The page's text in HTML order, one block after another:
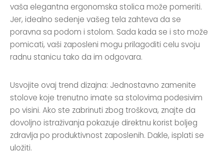
vaša elegantna ergonomska stolica može pomeriti.
Jer, idealno sedenje vašeg tela zahteva da se
poravna sa podom i stolom. Sada kada se i sto može
pomicati, vaši zaposleni mogu prilagoditi celu svoju
radnu stanicu tako da im odgovara.
Usvojite ovaj trend dizajna: Jednostavno zamenite
stolove koje trenutno imate sa stolovima podesivim
po visini. Ako ste zabrinuti zbog troškova, znajte da
dovoljno istraživanja pokazuje direktnu korist boljeg
zdravlja po produktivnost zaposlenih. Dakle, isplati se
uložiti.